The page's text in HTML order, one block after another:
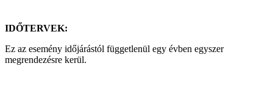
IDŐTERVEK:
Ez az esemény időjárástól függetlenül egy évben egyszer
megrendezésre kerül.